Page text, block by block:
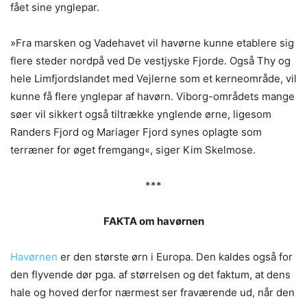
fået sine ynglepar.
»Fra marsken og Vadehavet vil havørne kunne etablere sig
flere steder nordpå ved De vestjyske Fjorde. Også Thy og
hele Limfjordslandet med Vejlerne som et kerneområde, vil
kunne få flere ynglepar af havørn. Viborg-områdets mange
søer vil sikkert også tiltrække ynglende ørne, ligesom
Randers Fjord og Mariager Fjord synes oplagte som
terræner for øget fremgang«, siger Kim Skelmose.
***
FAKTA om havørnen
Havørnen er den største ørn i Europa. Den kaldes også for
den flyvende dør pga. af størrelsen og det faktum, at dens
hale og hoved derfor nærmest ser fraværende ud, når den